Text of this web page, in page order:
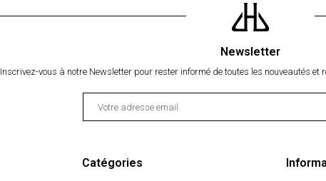
Newsletter
Inscrivez-vous à notre Newsletter pour rester informé de toutes les nouveautés et
Catégories